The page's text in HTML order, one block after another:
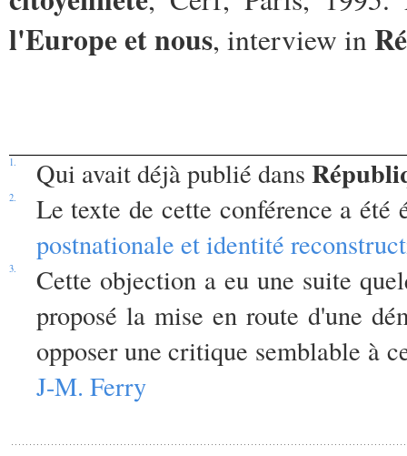
l'Europe et nous, interview in
1. Qui avait déjà publié dans
2.
Le texte de cette conférence a
postnationale et identité
3.
Cette objection a eu une suite
proposé la mise en route d'une
opposer une critique semblable à
J-M. Ferry